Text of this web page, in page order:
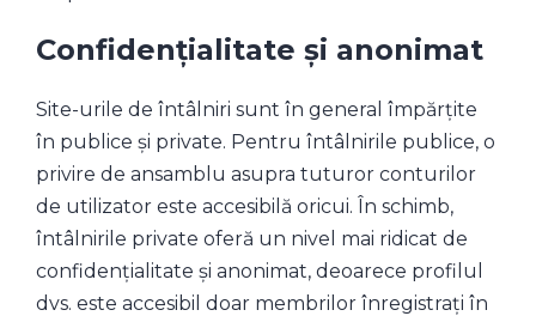
Confidențialitate și anonimat
Site-urile de întâlniri sunt în general împărțite
în publice și private. Pentru întâlnirile publice, o
privire de ansamblu asupra tuturor conturilor
de utilizator este accesibilă oricui. În schimb,
întâlnirile private oferă un nivel mai ridicat de
confidențialitate și anonimat, deoarece profilul
dvs. este accesibil doar membrilor înregistrați în